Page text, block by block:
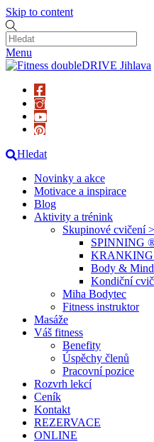
Skip to content
Menu
Hledat
Novinky a akce
Motivace a inspirace
Blog
Aktivity a trénink
Skupinové cvičení >
SPINNING
Body &
Kondiční
Miha Bodytec
Fitness instruktor
Masáže
Váš fitness
Benefity
Úspěchy členů
Pracovní pozice
Rozvrh lekcí
Ceník
Kontakt
REZERVACE
ONLINE